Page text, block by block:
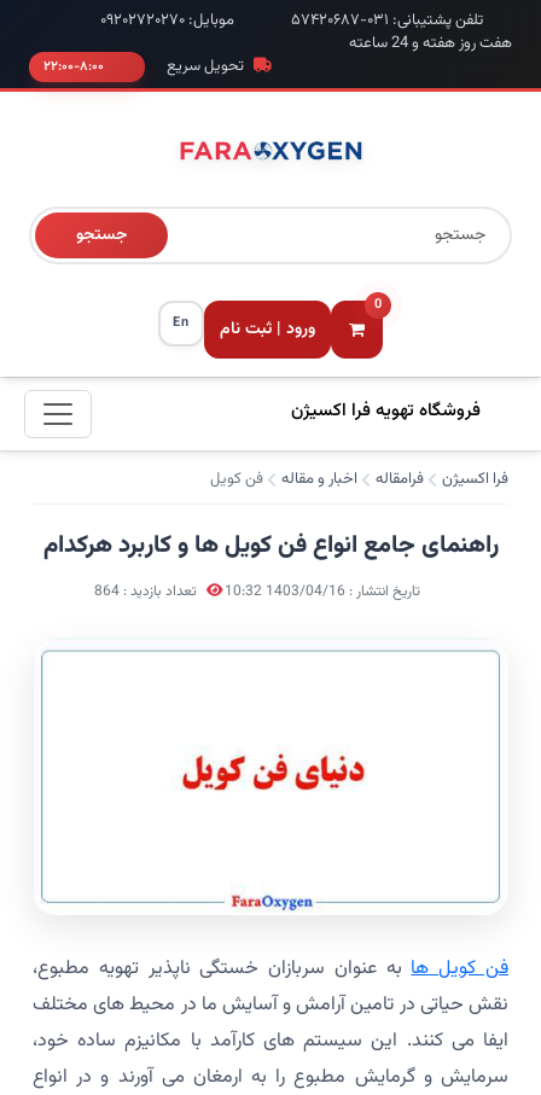
تلفن پشتیبانی: ۰۳۱-۵۷۴۲۰۶۸۷
موبایل: ۰۹۲۰۲۷۲۰۲۷۰
هفت روز هفته و 24 ساعته
تحویل سریع
جستجو
0
ورود | ثبت نام En
فروشگاه تهویه فرا اکسیژن
فرا اکسیژن فرامقاله اخبار و مقاله فن کویل
راهنمای جامع انواع فن کویل ها و کاربرد هرکدام
تاریخ انتشار : 1403/04/16 10:32 تعداد بازدید : 864
فن کویل هابه عنوان سربازان خستگی ناپذیر تهویه مطبوع،
نقش حیاتی در تامین آرامش و آسایش ما در محیط های مختلف
ایفا می کنند. این سیستم های کارآمد با مکانیزم ساده خود،
سرمایش و گرمایش مطبوع را به ارمغان می آورند و در انواع